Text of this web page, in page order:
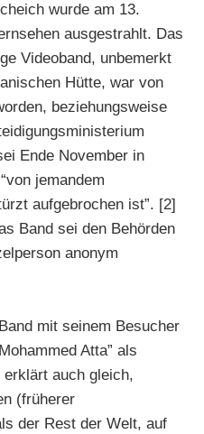
wurde am 13.
ausgestrahlt. Das
Videoband, unbemerkt
Hütte, war von
beziehungsweise
Ende November in
jemandem
aufgebrochen ist”. [2]
Band sei den Behörden
anonym
mit seinem Besucher
Atta” als
auch gleich,
(früherer
der Rest der Welt, auf